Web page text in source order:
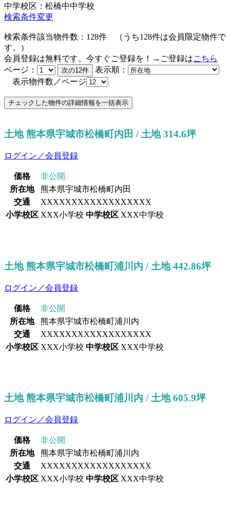
中学校区：松橋中中学校
検索条件変更
検索条件該当物件数： 128件 （うち128件は会員限定物件で
す。）
会員登録は無料です。今すぐご登録を！→ご登録はこちら
ページ：
表示順：
表示物件数／ページ
土地 熊本県宇城市松橋町内田 / 土地 314.6坪
ログイン／会員登録
価格
非公開
所在地
熊本県宇城市松橋町内田
交通
XXXXXXXXXXXXXXXXXX
小学校区 XXX小学校 中学校区 XXX中学校
土地 熊本県宇城市松橋町浦川内 / 土地 442.86坪
ログイン／会員登録
価格
非公開
所在地
熊本県宇城市松橋町浦川内
交通
XXXXXXXXXXXXXXXXXX
小学校区 XXX小学校 中学校区 XXX中学校
土地 熊本県宇城市松橋町浦川内 / 土地 605.9坪
ログイン／会員登録
価格
非公開
所在地
熊本県宇城市松橋町浦川内
交通
XXXXXXXXXXXXXXXXXX
小学校区 XXX小学校 中学校区 XXX中学校